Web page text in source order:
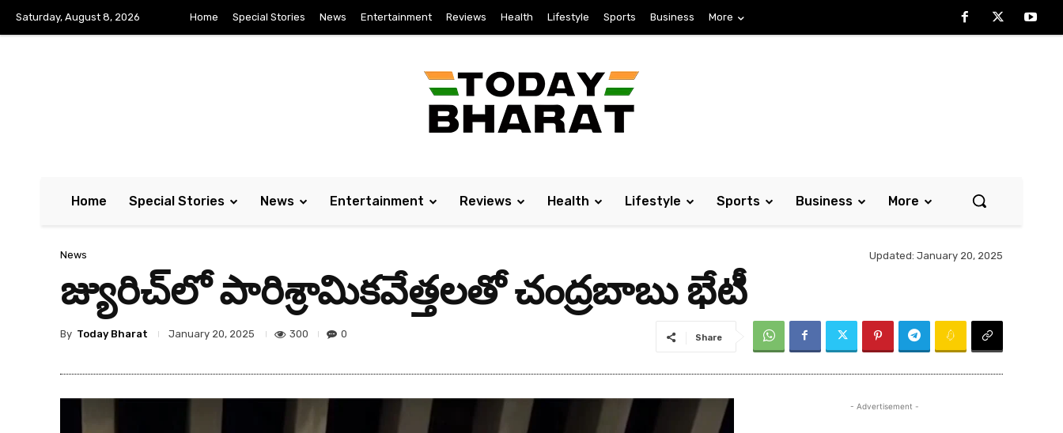
Saturday, August 8, 2026 Home Special Stories News Entertainment Reviews Health Lifestyle Sports Business More
Home Special Stories News Entertainment Reviews Health Lifestyle Sports Business More
News Updated: January 20, 2025
జ్యురిచ్‌లో పారిశ్రామికవేత్తలతో చంద్రబాబు భేటీ
By Today Bharat January 20, 2025 300 0 Share
- Advertisement -